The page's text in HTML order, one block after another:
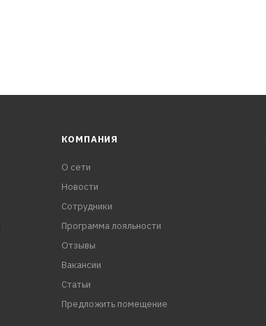
КОМПАНИЯ
О сети
Новости
Сотрудники
Программа лояльности
Отзывы
Вакансии
Статьи
Предложить помещение